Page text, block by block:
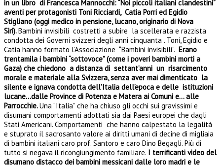
in un libro di Francesca Mannocchi: “Noi piccoli italiani clandestini”
aventi per protagonisti Toni Ricciardi, Catia Porri ed Egidio
Stigliano (oggi medico in pensione, lucano, originario di Nova
Siri).Bambini invisibili costretti a subire la scellerata e razzista
condotta dei Governi svizzeri degli anni cinquanta . Toni, Egidio e
Catia hanno formato l’Associazione “Bambini invisibili”. Erano
trentamila i bambini “sottovoce” (come i poveri bambini morti a
Gaza) che chiedono a distanza di settant’anni un risarcimento
morale e materiale alla Svizzera, senza aver mai dimenticato la
silente e ignava condotta dell’Italia dell’epoca e delle istituzioni
lucane…dalle Province di Potenza e Matera ai Comuni e… alle
Parrocchie.Una “Italia” che ha chiuso gli occhi sui gravissimi e
disumani comportamenti adottati sia dai Paesi europei che dagli
Stati Americani. Comportamenti che hanno calpestato la legalità
e stuprato il sacrosanto valore ai diritti umani di decine di migliaia
di bambini italiani caro prof. Santoro e caro Dino Begagli. Più di
tutto si negava il ricongiungimento familiare. I terrificanti video del
disumano distacco dei bambini messicani dalle loro madri e le